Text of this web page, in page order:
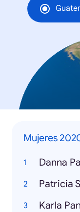
Mujeres
Danna
Patricia
Karla